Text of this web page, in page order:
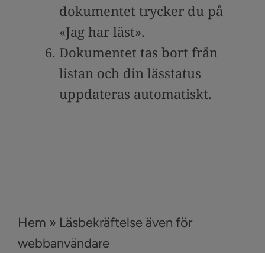
dokumentet trycker du på
«Jag har läst».
Dokumentet tas bort från
listan och din lässtatus
uppdateras automatiskt.
Hem » Läsbekräftelse även för
webbanvändare